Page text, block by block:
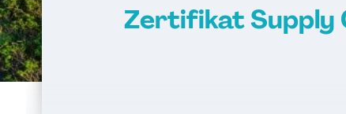
Zertifikat Supply